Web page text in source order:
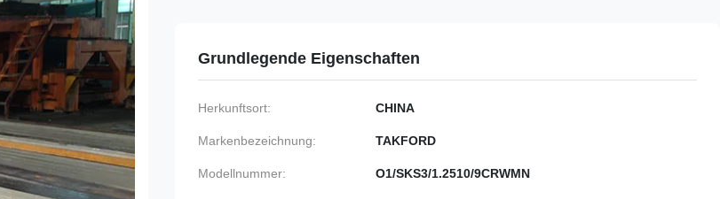
Grundlegende Eigenschaften
Herkunftsort: CHINA
Markenbezeichnung: TAKFORD
Modellnummer: O1/SKS3/1.2510/9CRWMN